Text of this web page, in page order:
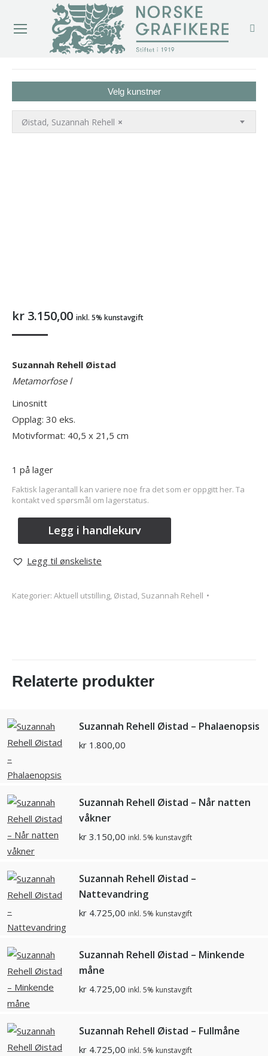
Velg kunstner
×
Øistad, Suzannah Rehell
kr 3.150,00 inkl. 5% kunstavgift
Suzannah Rehell Øistad
Metamorfose l
Linosnitt
Opplag: 30 eks.
Motivformat: 40,5 x 21,5 cm
1 på lager
Faktisk lagerantall kan variere noe fra det som er oppgitt her. Ta
kontakt ved spørsmål om lagerstatus.
Legg i handlekurv
Legg til ønskeliste
Kategorier: Aktuell utstilling Øistad, Suzannah Rehell
Relaterte produkter
Suzannah Rehell Øistad – Phalaenopsis
kr 1.800,00
Suzannah Rehell Øistad – Når natten
våkner
kr 3.150,00 inkl. 5% kunstavgift
Suzannah Rehell Øistad –
Nattevandring
kr 4.725,00 inkl. 5% kunstavgift
Suzannah Rehell Øistad – Minkende
måne
kr 4.725,00 inkl. 5% kunstavgift
Suzannah Rehell Øistad – Fullmåne
kr 4.725,00 inkl. 5% kunstavgift